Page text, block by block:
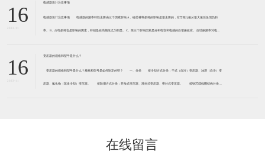
16
电感器设计注意事项
电感器设计注意事项 电感器的频率特性主要由三个因素影响 A、磁芯材料损耗的影响是最主要的，它导致Q值从最大值后呈现负斜
率。 B、介电损耗也是影响的因素，特别是在高频段尤为明显。 C、第三个影响因素是分布电容和电感的自谐振效应。 自谐振频率对电感
16
变压器的规格和型号是什么？
变压器的规格和型号是什么？规格和型号是如何制定的呀？ 一、分类 按冷却方式分类：干式（自冷）变压器、油浸（自冷）变
压器、氟化物（蒸发冷却）变压器。 按防潮方式分类：开放式变压器、灌封式变压器、密封式变压器。 按铁芯或线圈结构分类：
在线留言